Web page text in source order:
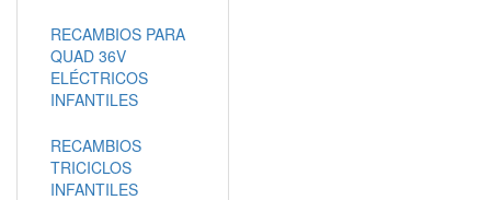
RECAMBIOS PARA
QUAD 36V
ELÉCTRICOS
INFANTILES
RECAMBIOS
TRICICLOS
INFANTILES